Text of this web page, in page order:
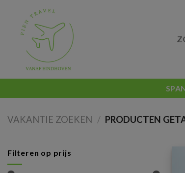
content
VAKANTIE ZOEKEN / PRODUCTEN
Filteren op prijs